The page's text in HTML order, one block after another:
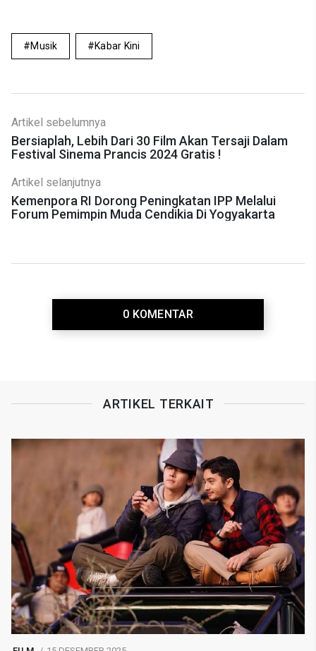
Musik Kabar Kini
Artikel sebelumnya
Bersiaplah, Lebih Dari 30 Film Akan Tersaji Dalam
Festival Sinema Prancis 2024 Gratis !
Artikel selanjutnya
Kemenpora RI Dorong Peningkatan IPP Melalui
Forum Pemimpin Muda Cendikia Di Yogyakarta
0 KOMENTAR
ARTIKEL TERKAIT